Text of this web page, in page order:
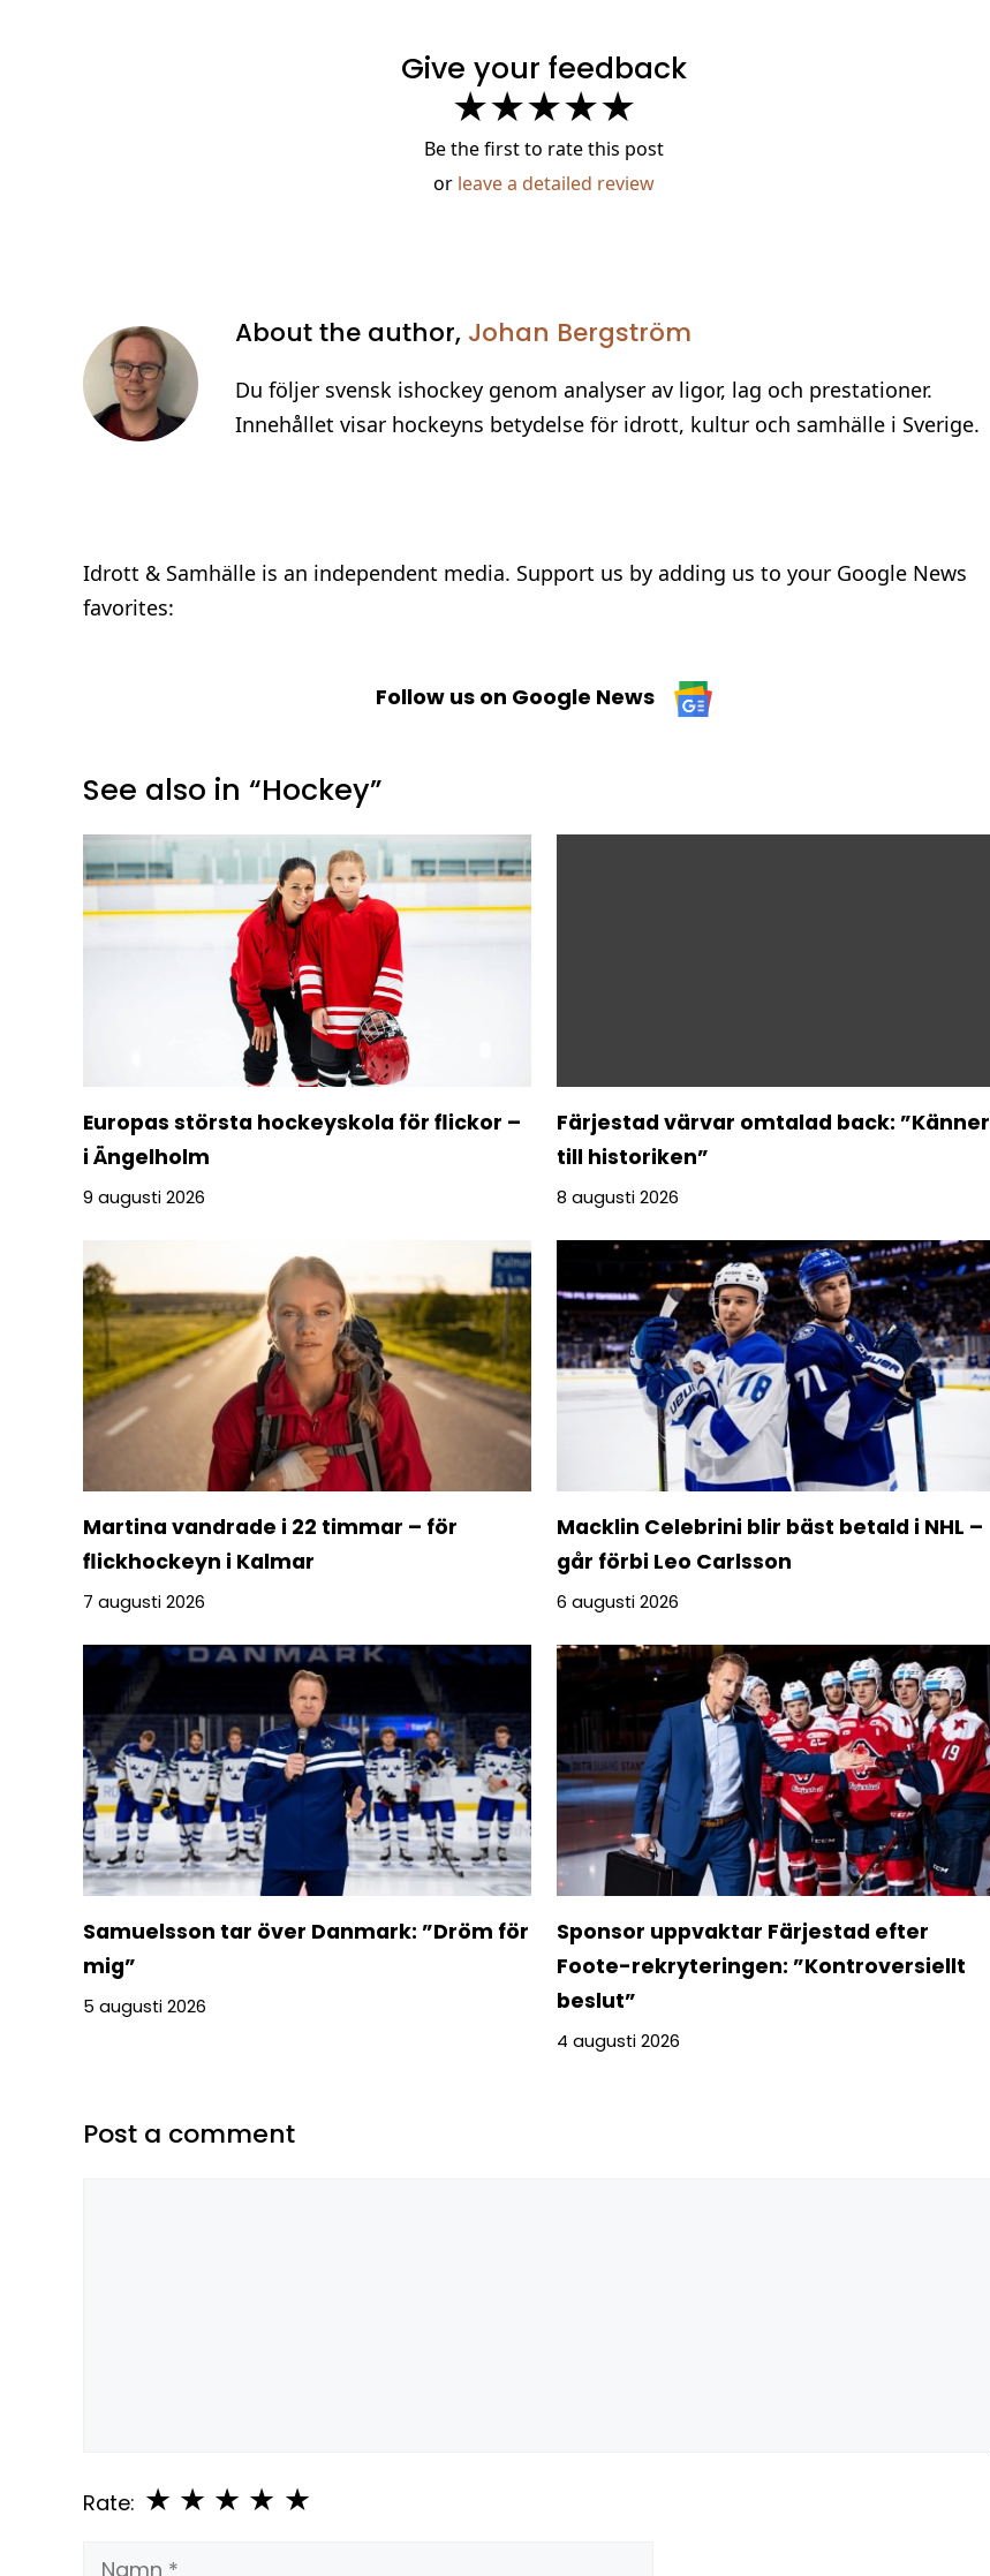
Give your feedback
★★★★★
Be the first to rate this post
or leave a detailed review
About the author, Johan Bergström
Du följer svensk ishockey genom analyser av ligor, lag och prestationer.
Innehållet visar hockeyns betydelse för idrott, kultur och samhälle i Sverige.
Idrott & Samhälle is an independent media. Support us by adding us to your Google News
favorites:
Follow us on Google News
See also in “Hockey”
Europas största hockeyskola för flickor –
i Ängelholm
9 augusti 2026
Färjestad värvar omtalad back: ”Känner
till historiken”
8 augusti 2026
Martina vandrade i 22 timmar – för
flickhockeyn i Kalmar
7 augusti 2026
Macklin Celebrini blir bäst betald i NHL –
går förbi Leo Carlsson
6 augusti 2026
Samuelsson tar över Danmark: ”Dröm för
mig”
5 augusti 2026
Sponsor uppvaktar Färjestad efter
Foote-rekryteringen: ”Kontroversiellt
beslut”
4 augusti 2026
Post a comment
Rate: ★
★
★
★
★
Namn